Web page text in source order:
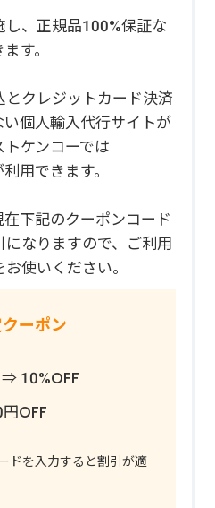
、正規品100%保証な
す。
クレジットカード決済
個人輸入代行サイトが
ケンコーでは
用できます。
下記のクーポンコード
なりますので、ご利用
使いください。
ーポン
⇒ 10%OFF
OFF
ドを入力すると割引が適